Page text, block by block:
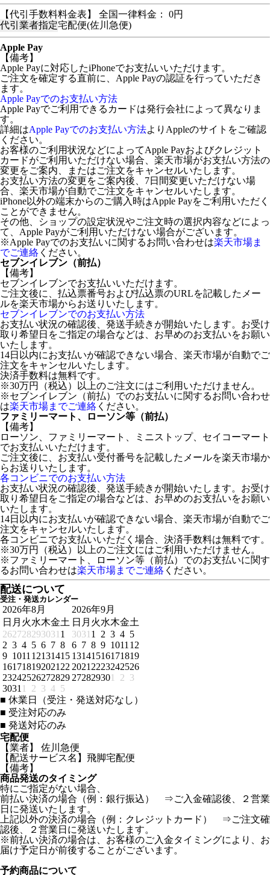
【代引手数料料金表】 全国一律料金： 0円
代引業者指定宅配便(佐川急便)
Apple Pay
【備考】
Apple Payに対応したiPhoneでお支払いいただけます。
ご注文を確定する直前に、Apple Payの認証を行っていただき
ます。
Apple Payでのお支払い方法
Apple Payでご利用できるカードは発行会社によって異なりま
す。
詳細はApple Payでのお支払い方法よりAppleのサイトをご確認
ください。
お客様のご利用状況などによってApple Payおよびクレジット
カードがご利用いただけない場合、楽天市場がお支払い方法の
変更をご案内、またはご注文をキャンセルいたします。
お支払い方法の変更をご案内後、7日間変更いただけない場
合、楽天市場が自動でご注文をキャンセルいたします。
iPhone以外の端末からのご購入時はApple Payをご利用いただく
ことができません。
その他、ショップの設定状況やご注文時の選択内容などによっ
て、Apple Payがご利用いただけない場合がございます。
※Apple Payでのお支払いに関するお問い合わせは楽天市場ま
でご連絡 ください。
セブンイレブン（前払）
【備考】
セブンイレブンでお支払いいただけます。
ご注文後に、払込票番号および払込票のURLを記載したメー
ルを楽天市場からお送りいたします。
セブンイレブンでのお支払い方法
お支払い状況の確認後、発送手続きが開始いたします。お受け
取り希望日をご指定の場合などは、お早めのお支払いをお願い
いたします。
14日以内にお支払いが確認できない場合、楽天市場が自動でご
注文をキャンセルいたします。
決済手数料は無料です。
※30万円（税込）以上のご注文にはご利用いただけません。
※セブンイレブン（前払）でのお支払いに関するお問い合わせ
は楽天市場までご連絡 ください。
ファミリーマート、ローソン等（前払）
【備考】
ローソン、ファミリーマート、ミニストップ、セイコーマート
でお支払いいただけます。
ご注文後に、お支払い受付番号を記載したメールを楽天市場か
らお送りいたします。
各コンビニでのお支払い方法
お支払い状況の確認後、発送手続きが開始いたします。お受け
取り希望日をご指定の場合などは、お早めのお支払いをお願い
いたします。
14日以内にお支払いが確認できない場合、楽天市場が自動でご
注文をキャンセルいたします。
各コンビニでお支払いいただく場合、決済手数料は無料です。
※30万円（税込）以上のご注文にはご利用いただけません。
※ファミリーマート、ローソン等（前払）でのお支払いに関す
るお問い合わせは楽天市場までご連絡 ください。
配送について
受注・発送カレンダー
2026年8月
日 月 火水木金土
262728293031 1
2 3 4 5 6 7 8
9 1011 12131415
161718192021 22
23242526272829
3031 1 2 3 4 5
2026年9月
日 月 火水木金土
3031 1 2 3 4 5
6 7 8 9 1011 12
13141516171819
2021 2223242526
272829301 2 3
■ 休業日（受注・発送対応なし）
■ 受注対応のみ
■ 発送対応のみ
宅配便
【業者】 佐川急便
【配送サービス名】飛脚宅配便
【備考】
商品発送のタイミング
特にご指定がない場合、
前払い決済の場合（例：銀行振込） ⇒ご入金確認後、２営業
日に発送いたします。
上記以外の決済の場合（例：クレジットカード） ⇒ご注文確
認後、２営業日に発送いたします。
※前払い決済の場合は、お客様のご入金タイミングにより、お
届け予定日が前後することがございます。
予約商品について